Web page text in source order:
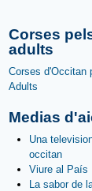
Corses
adults
Corses d'Occitan
Adults
Medias
Una
occitan
Viure al País
La sabor de